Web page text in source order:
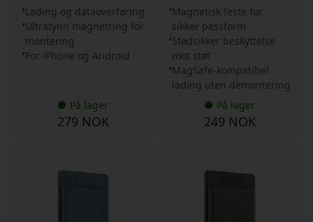
Lading og dataoverføring
Ultratynn magnetring for
montering
For iPhone og Android
På lager
279 NOK
Magnetisk feste for
sikker passform
Stødsikker beskyttelse
mot støt
MagSafe-kompatibel
lading uten demontering
På lager
249 NOK